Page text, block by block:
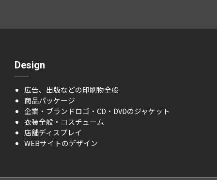
Design
広告、出版などの印刷物全般
商品パッケージ
企業・ブランドロゴ・CD・DVDのジャケット
衣装全般・コスチューム
店舗ディスプレイ
WEBサイトのデザイン